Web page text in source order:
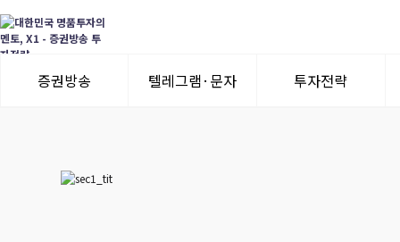
증권방송
수익률뽐내기
텔레그램·문자 투자전략